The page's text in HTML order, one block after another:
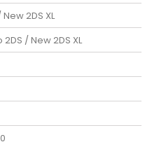
2DS XL
/ New 2DS XL